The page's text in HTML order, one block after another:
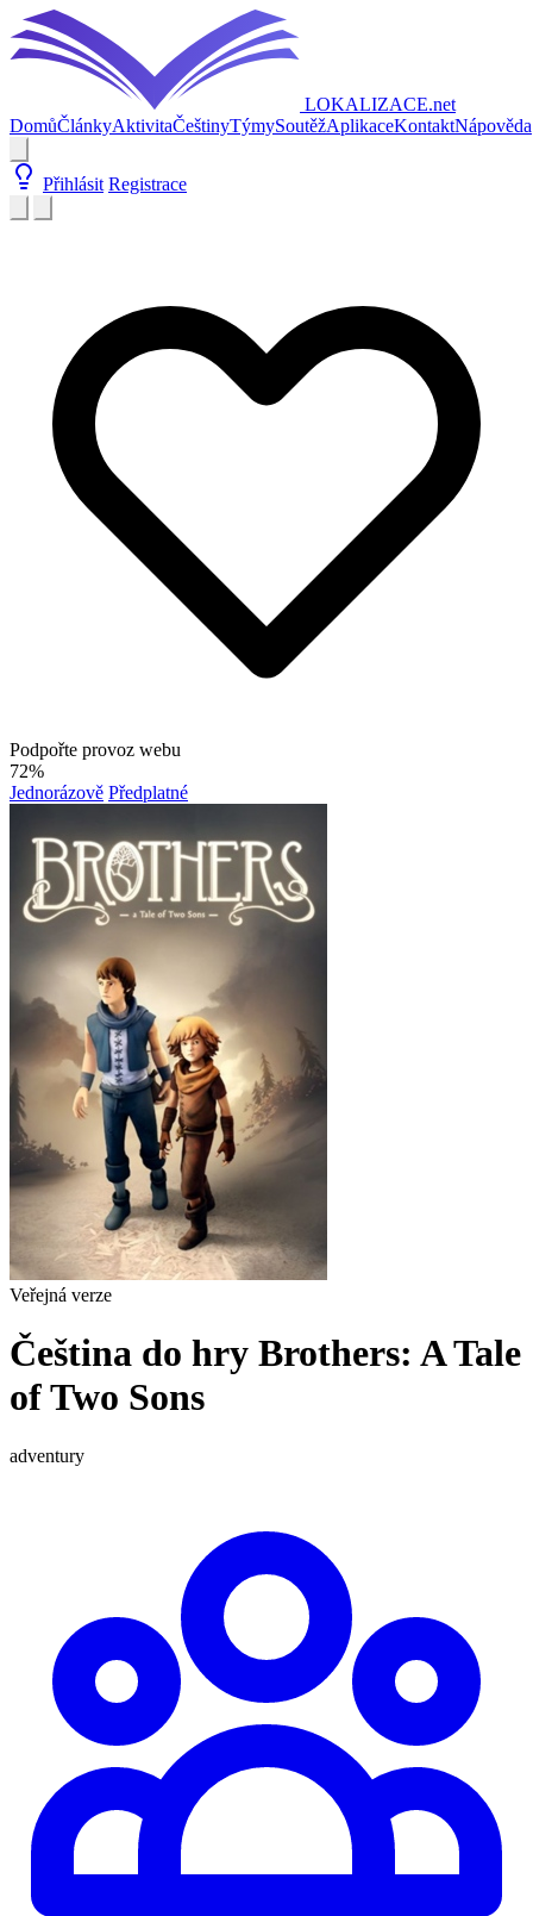
LOKALIZACE.net
DomůČlánkyAktivitaČeštinyTýmySoutěžAplikaceKontaktNápověda
Přihlásit Registrace
Podpořte provoz webu
72%
Jednorázově Předplatné
Veřejná verze
Čeština do hry Brothers: A Tale
of Two Sons
adventury